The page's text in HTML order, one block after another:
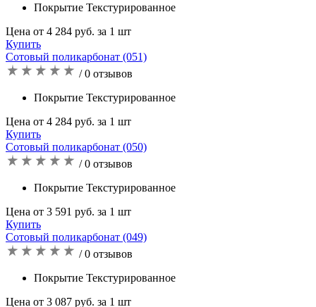
Покрытие Текстурированное
Цена от 4 284 руб. за 1 шт
Купить
Сотовый поликарбонат (051)
/ 0 отзывов
Покрытие Текстурированное
Цена от 4 284 руб. за 1 шт
Купить
Сотовый поликарбонат (050)
/ 0 отзывов
Покрытие Текстурированное
Цена от 3 591 руб. за 1 шт
Купить
Сотовый поликарбонат (049)
/ 0 отзывов
Покрытие Текстурированное
Цена от 3 087 руб. за 1 шт